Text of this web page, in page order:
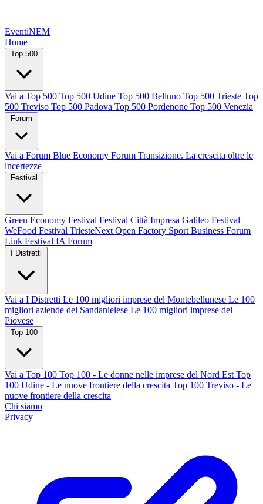
EventiNEM
Home
Top 500
Vai a Top 500 Top 500 Udine Top 500 Belluno Top 500 Trieste Top
500 Treviso Top 500 Padova Top 500 Pordenone Top 500 Venezia
Forum
Vai a Forum Blue Economy Forum Transizione. La crescita oltre le
incertezze
Festival
Green Economy Festival Festival Città Impresa Galileo Festival
WeFood Festival TriesteNext Open Factory Sport Business Forum
Link Festival IA Forum
I Distretti
Vai a I Distretti Le 100 migliori imprese del Montebellunese Le 100
migliori aziende del Sandanielese Le 100 migliori imprese del
Piovese
Top 100
Vai a Top 100 Top 100 - Le donne nelle imprese del Nord Est Top
100 Udine - Le nuove frontiere della crescita Top 100 Treviso - Le
nuove frontiere della crescita
Chi siamo
Privacy